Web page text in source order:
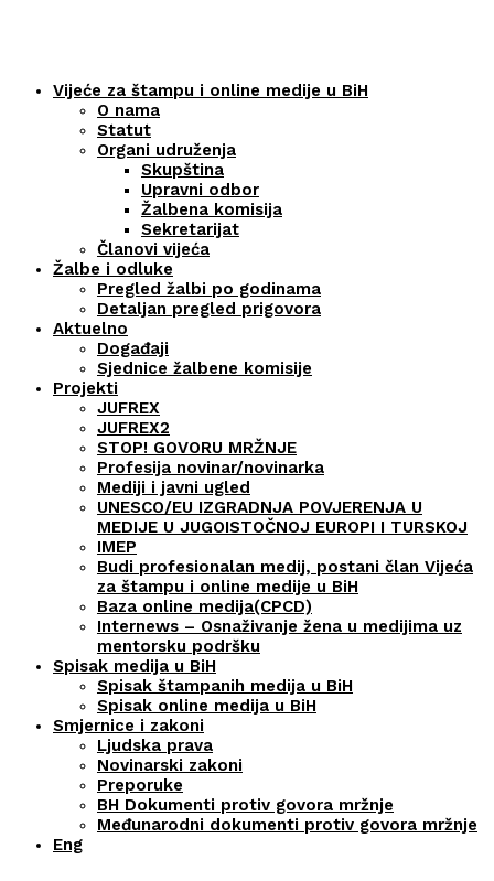
Vijeće za štampu i online medije u BiH
O nama
Statut
Organi udruženja
Skupština
Upravni odbor
Žalbena komisija
Sekretarijat
Članovi vijeća
Žalbe i odluke
Pregled žalbi po godinama
Detaljan pregled prigovora
Aktuelno
Događaji
Sjednice žalbene komisije
Projekti
JUFREX
JUFREX2
STOP! GOVORU MRŽNJE
Profesija novinar/novinarka
Mediji i javni ugled
UNESCO/EU IZGRADNJA POVJERENJA U
MEDIJE U JUGOISTOČNOJ EUROPI I TURSKOJ
IMEP
Budi profesionalan medij, postani član Vijeća
za štampu i online medije u BiH
Baza online medija(CPCD)
Internews – Osnaživanje žena u medijima uz
mentorsku podršku
Spisak medija u BiH
Spisak štampanih medija u BiH
Spisak online medija u BiH
Smjernice i zakoni
Ljudska prava
Novinarski zakoni
Preporuke
BH Dokumenti protiv govora mržnje
Međunarodni dokumenti protiv govora mržnje
Eng